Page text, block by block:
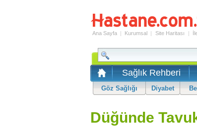
Ana Sayfa | Kurumsal | Site Haritası |
Sağlık Rehberi
Göz Sağlığı Diyabet
Düğünde